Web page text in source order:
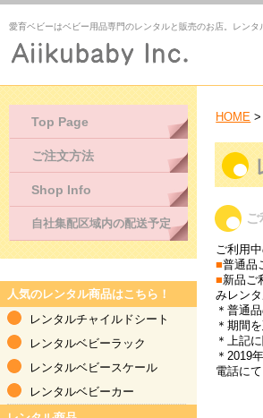
愛育ベビーはベビー用品専門のレンタルと販売のお店。レンタ
Top Page
ご注文方法
Shop Info
自社集配区域内の配送予定
HOME >
ご利用
■普通品
■新品ご
みレン
＊普通
＊期間
＊上記
＊2019
電話に
人気のレンタル商品はこちら！
レンタルチャイルドシート
レンタルベビーラック
レンタルベビースケール
レンタルベビーカー